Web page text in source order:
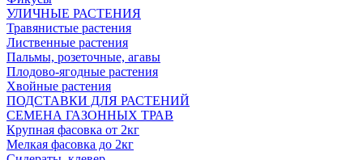
УЛИЧНЫЕ РАСТЕНИЯ
Травянистые растения
Лиственные растения
Пальмы, розеточные, агавы
Плодово-ягодные растения
Хвойные растения
ПОДСТАВКИ ДЛЯ РАСТЕНИЙ
СЕМЕНА ГАЗОННЫХ ТРАВ
Крупная фасовка от 2кг
Мелкая фасовка до 2кг